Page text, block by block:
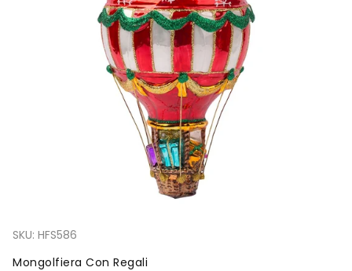
SKU: HFS586
Mongolfiera Con Regali